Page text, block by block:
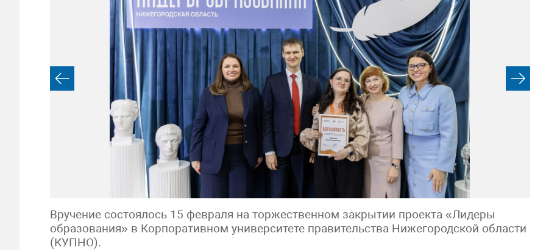
Вручение состоялось 15 февраля на торжественном закрытии проекта «Лидеры
образования» в Корпоративном университете правительства Нижегородской области
(КУПНО).